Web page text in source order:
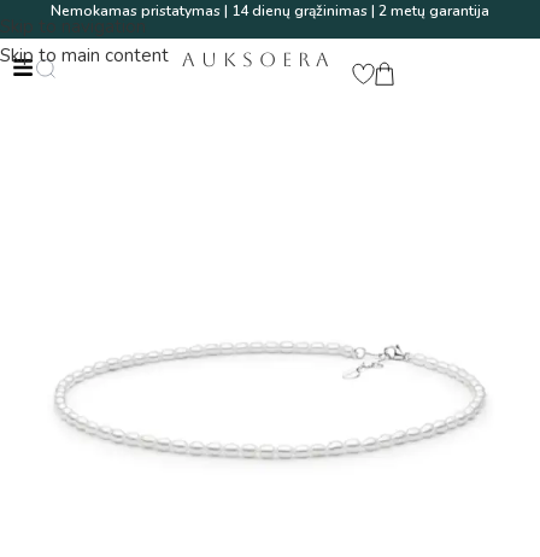
Skip to navigation
Skip to main content
Nemokamas pristatymas | 14 dienų grąžinimas | 2 metų garantija
AUKSOERA